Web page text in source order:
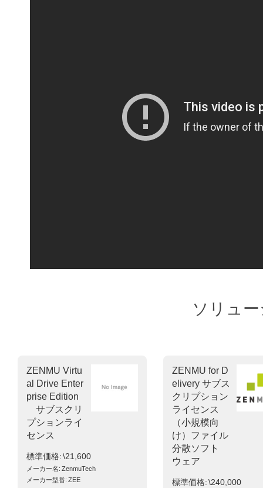
ソリュ
ZENMU Virtu
al Drive Enter
prise Edition
サブスクリ
プションライ
センス
標準価格 \21,600
メーカー名 ZenmuTech
メーカー型番 ZEE
ZENMU for D
elivery サブス
クリプション
ライセンス
（小規模向
け）ファイル
分散ソフト
ウェア
標準価格 \240,000